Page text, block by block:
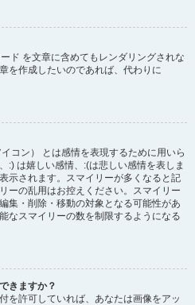
ド を文章に含めてもレンダリングされな
を作成したいのであれば、代わりに
コン） とは感情を表現するために用いら
:) は嬉しい感情、:(は悲しい感情を表しま
示されます。スマイリーが多くなると記
ーの乱用はお控えください。スマイリー
集・削除・移動の対象となる可能性があ
なスマイリーの数を制限するようになる
きますか？
を許可していれば、あなたは画像をアッ